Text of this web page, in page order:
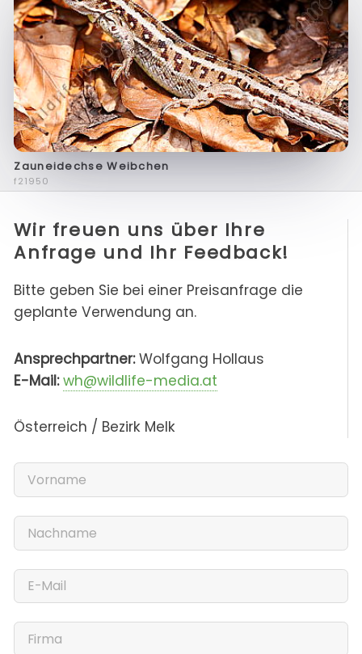
Zauneidechse Weibchen
f21950
Wir freuen uns über Ihre
Anfrage und Ihr Feedback!
Bitte geben Sie bei einer Preisanfrage die
geplante Verwendung an.
Ansprechpartner:Wolfgang Hollaus
E-Mail: wh@wildlife-media.at
Österreich / Bezirk Melk